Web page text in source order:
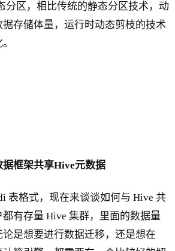
分区，相比传统的静态分区技术，动
存储体量，运行时动态剪枝的技术
框架共享Hive元数据
表格式，现在来谈谈如何与 Hive 共
有存量 Hive 集群，里面的数据量
是想要进行数据迁移，还是想在